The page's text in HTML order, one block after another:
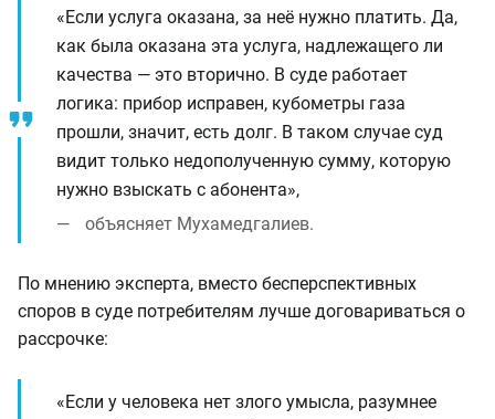
«Если услуга оказана, за неё нужно платить. Да,
как была оказана эта услуга, надлежащего ли
качества — это вторично. В суде работает
логика: прибор исправен, кубометры газа
прошли, значит, есть долг. В таком случае суд
видит только недополученную сумму, которую
нужно взыскать с абонента»,
объясняет Мухамедгалиев.
По мнению эксперта, вместо бесперспективных
споров в суде потребителям лучше договариваться о
рассрочке:
«Если у человека нет злого умысла, разумнее